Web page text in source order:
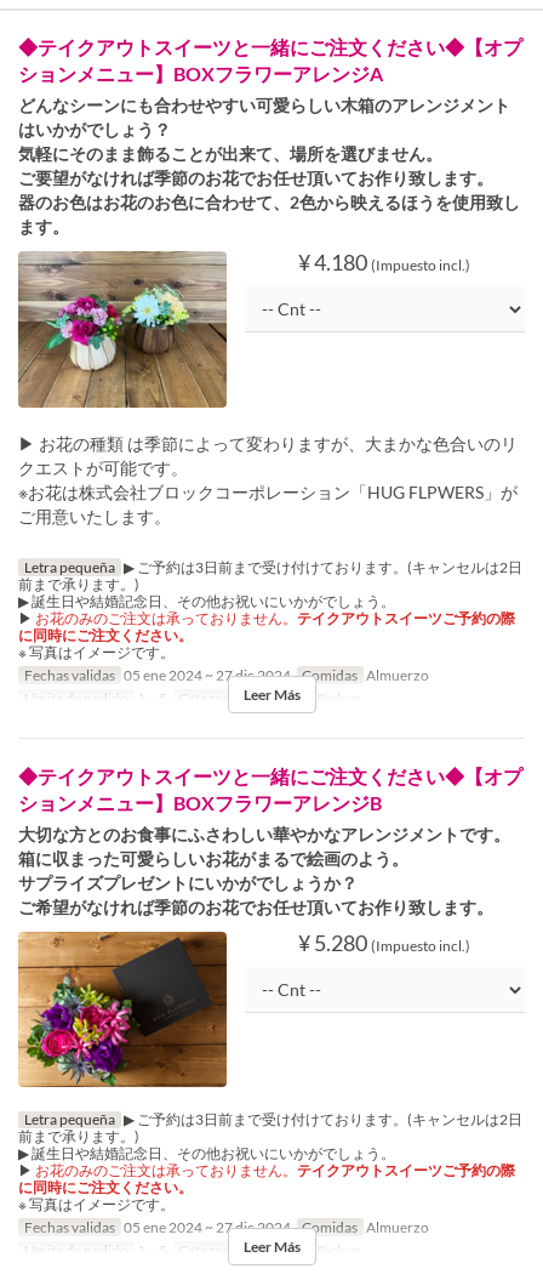
◆テイクアウトスイーツと一緒にご注文ください◆【オプ
ションメニュー】BOXフラワーアレンジA
どんなシーンにも合わせやすい可愛らしい木箱のアレンジメント
はいかがでしょう？
気軽にそのまま飾ることが出来て、場所を選びません。
ご要望がなければ季節のお花でお任せ頂いてお作り致します。
器のお色はお花のお色に合わせて、2色から映えるほうを使用致し
ます。
¥ 4.180 (Impuesto incl.)
▶ お花の種類 は季節によって変わりますが、大まかな色合いのリ
クエストが可能です。
※お花は株式会社ブロックコーポレーション「HUG FLPWERS」が
ご用意いたします。
Letra pequeña ▶ ご予約は3日前まで受け付けております。(キャンセルは2日
前まで承ります。)
▶ 誕生日や結婚記念日、その他お祝いにいかがでしょう。
▶ お花のみのご注文は承っておりません。 テイクアウトスイーツご予約の際
に同時にご注文ください。
※ 写真はイメージです。
Fechas validas 05 ene 2024 ~ 27 dic 2024 Comidas Almuerzo
Límite de pedido
1 ~ 5 Categoría de Asiento Pickup
Leer Más
◆テイクアウトスイーツと一緒にご注文ください◆【オプ
ションメニュー】BOXフラワーアレンジB
大切な方とのお食事にふさわしい華やかなアレンジメントです。
箱に収まった可愛らしいお花がまるで絵画のよう。
サプライズプレゼントにいかがでしょうか？
ご希望がなければ季節のお花でお任せ頂いてお作り致します。
¥ 5.280 (Impuesto incl.)
Letra pequeña ▶ ご予約は3日前まで受け付けております。(キャンセルは2日
前まで承ります。)
▶ 誕生日や結婚記念日、その他お祝いにいかがでしょう。
▶ お花のみのご注文は承っておりません。 テイクアウトスイーツご予約の際
に同時にご注文ください。
※ 写真はイメージです。
Fechas validas 05 ene 2024 ~ 27 dic 2024 Comidas Almuerzo
Límite de pedido
1 ~ 5 Categoría de Asiento Pickup
Leer Más